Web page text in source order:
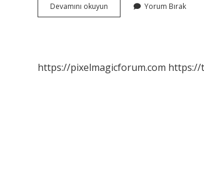
Devamını okuyun Danışma
Sürecinin
Yorum Bırak
https://pixelmagicforum.com https://